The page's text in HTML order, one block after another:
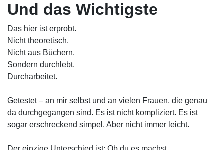
Und das Wichtigste
Das hier ist erprobt.
Nicht theoretisch.
Nicht aus Büchern.
Sondern durchlebt.
Durcharbeitet.
Getestet – an mir selbst und an vielen Frauen, die genau
da durchgegangen sind. Es ist nicht kompliziert. Es ist
sogar erschreckend simpel. Aber nicht immer leicht.
Der einzige Unterschied ist: Ob du es machst.